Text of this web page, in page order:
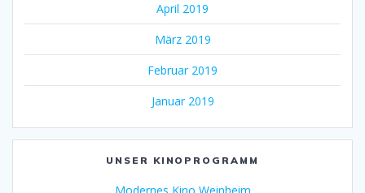
April 2019
März 2019
Februar 2019
Januar 2019
UNSER KINOPROGRAMM